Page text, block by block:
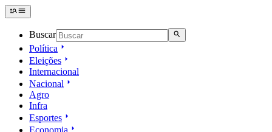
Buscar
Política
Eleições
Internacional
Nacional
Agro
Infra
Esportes
Economia